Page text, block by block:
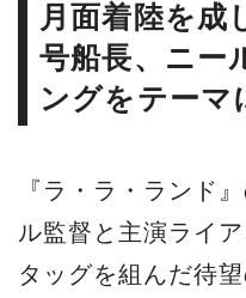
月面着陸を成
号船長、ニー
ングをテーマ
『ラ・ラ・ランド
ル監督と主演ライ
タッグを組んだ待